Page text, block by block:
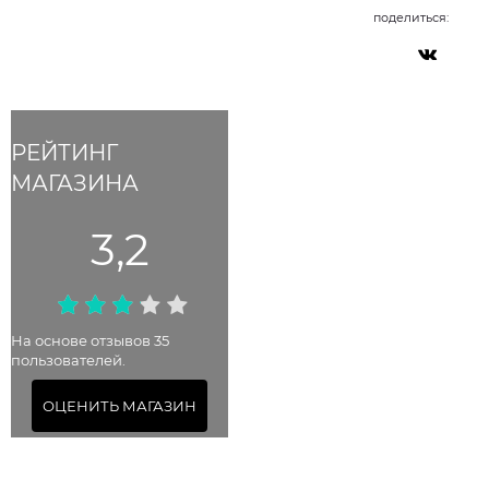
РЕЙТИНГ
МАГАЗИНА
3,2
На основе отзывов 35
пользователей.
ОЦЕНИТЬ МАГАЗИН
поделиться: